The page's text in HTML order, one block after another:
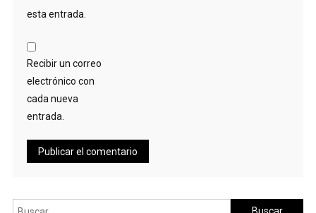
esta entrada.
Recibir un correo
electrónico con
cada nueva
entrada.
Buscar: